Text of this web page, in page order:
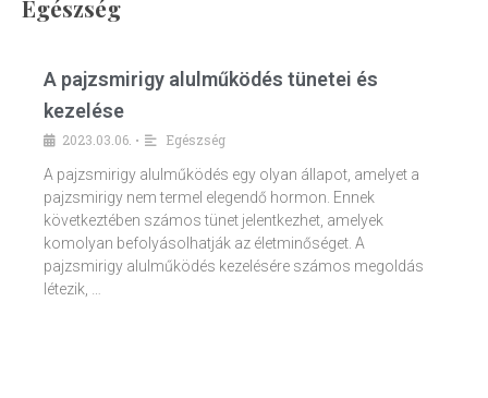
Egészség
A pajzsmirigy alulműködés tünetei és
kezelése
2023.03.06. •
Egészség
A pajzsmirigy alulműködés egy olyan állapot, amelyet a
pajzsmirigy nem termel elegendő hormon. Ennek
következtében számos tünet jelentkezhet, amelyek
komolyan befolyásolhatják az életminőséget. A
pajzsmirigy alulműködés kezelésére számos megoldás
létezik, …